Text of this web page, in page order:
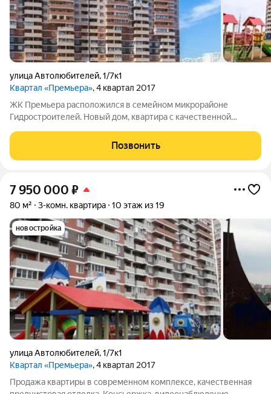
улица Автолюбителей,1/7к1
Квартал «Премьера», 4 квартал 2017
ЖК Премьера расположился в семейном микрорайоне
Гидростроителей. Новый дом, квартира с качественной
пол, счетчики на хол. гор. воду, установлены радиаторы).
Инфраструктура в шаговой
Позвонить
7 950 000 ₽
80 м² 3-комн. квартира 10 этаж из 19
новостройка
улица Автолюбителей,1/7к1
Квартал «Премьера», 4 квартал 2017
Продажа квартиры в современном комплексе, качественная